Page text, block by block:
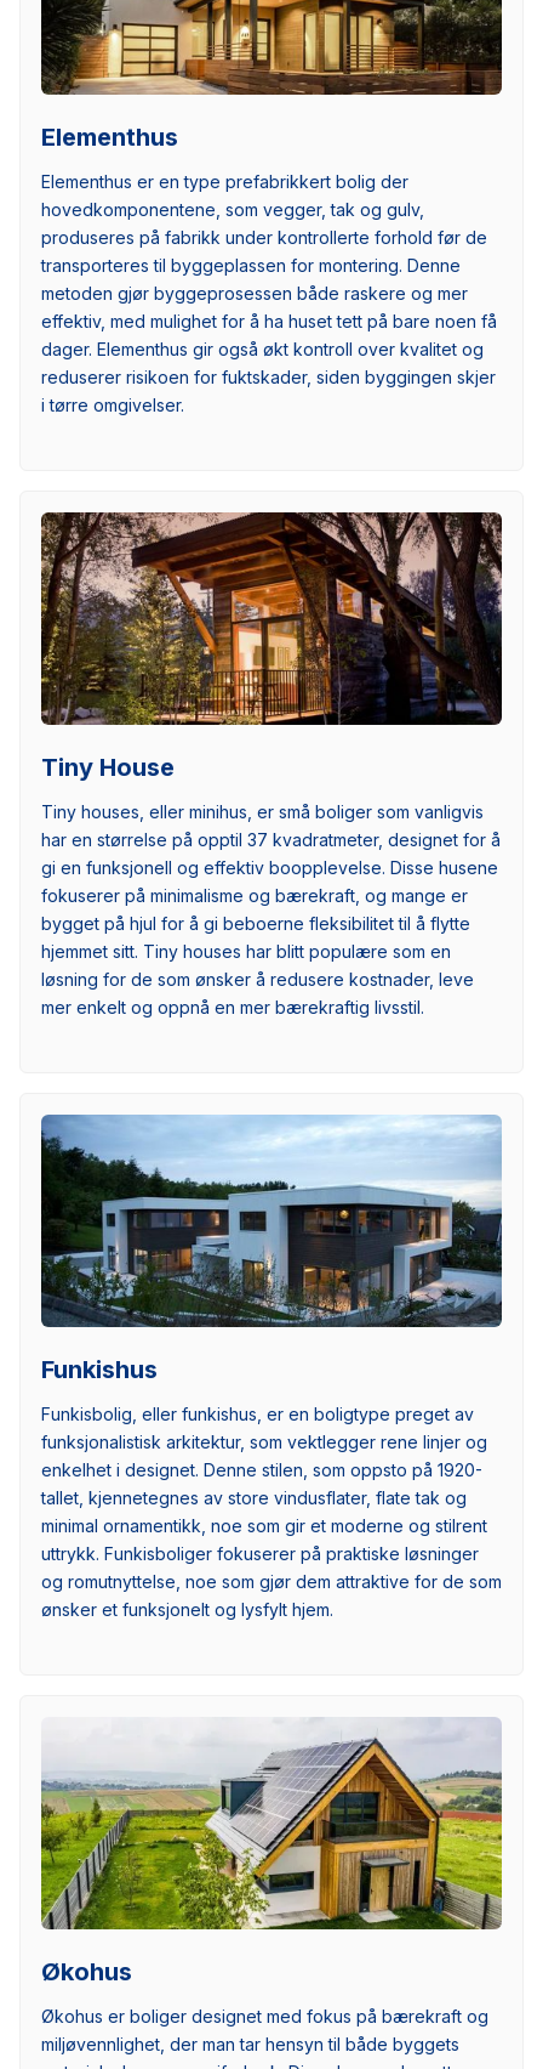
Elementhus
Elementhus er en type prefabrikkert bolig der
hovedkomponentene, som vegger, tak og gulv,
produseres på fabrikk under kontrollerte forhold før de
transporteres til byggeplassen for montering. Denne
metoden gjør byggeprosessen både raskere og mer
effektiv, med mulighet for å ha huset tett på bare noen få
dager. Elementhus gir også økt kontroll over kvalitet og
reduserer risikoen for fuktskader, siden byggingen skjer
i tørre omgivelser.
Tiny House
Tiny houses, eller minihus, er små boliger som vanligvis
har en størrelse på opptil 37 kvadratmeter, designet for å
gi en funksjonell og effektiv boopplevelse. Disse husene
fokuserer på minimalisme og bærekraft, og mange er
bygget på hjul for å gi beboerne fleksibilitet til å flytte
hjemmet sitt. Tiny houses har blitt populære som en
løsning for de som ønsker å redusere kostnader, leve
mer enkelt og oppnå en mer bærekraftig livsstil.
Funkishus
Funkisbolig, eller funkishus, er en boligtype preget av
funksjonalistisk arkitektur, som vektlegger rene linjer og
enkelhet i designet. Denne stilen, som oppsto på 1920-
tallet, kjennetegnes av store vindusflater, flate tak og
minimal ornamentikk, noe som gir et moderne og stilrent
uttrykk. Funkisboliger fokuserer på praktiske løsninger
og romutnyttelse, noe som gjør dem attraktive for de som
ønsker et funksjonelt og lysfylt hjem.
Økohus
Økohus er boliger designet med fokus på bærekraft og
miljøvennlighet, der man tar hensyn til både byggets